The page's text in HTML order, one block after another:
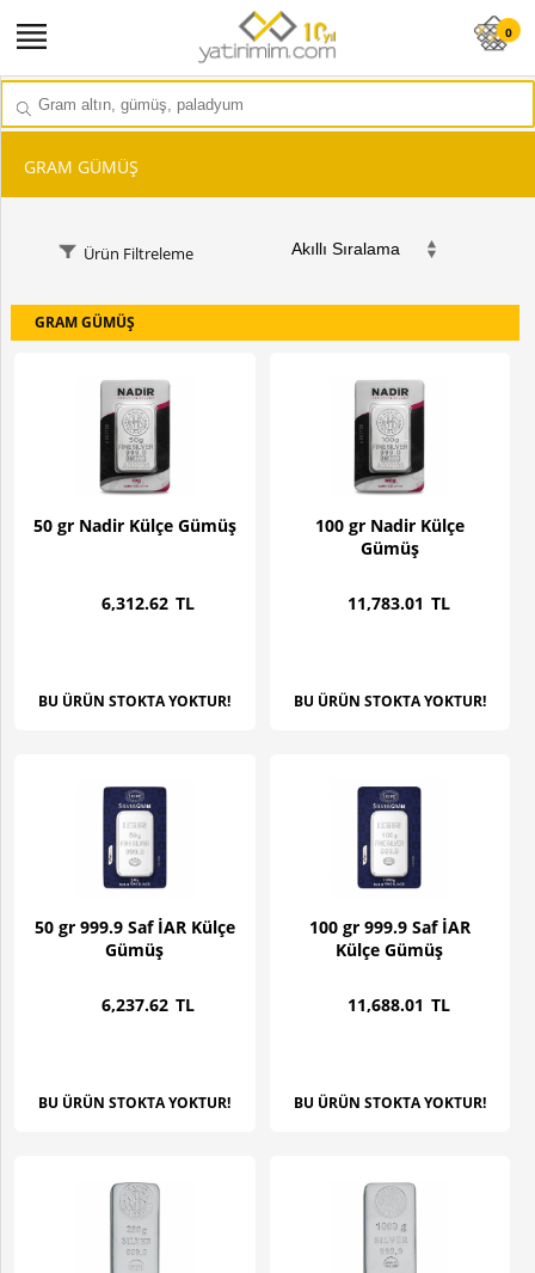
0
GRAM GÜMÜŞ
GRAM GÜMÜŞ
50 gr Nadir Külçe Gümüş
TL
.62
6,312
BU ÜRÜN STOKTA YOKTUR!
100 gr Nadir Külçe
Gümüş
TL
.01
11,783
BU ÜRÜN STOKTA YOKTUR!
50 gr 999.9 Saf İAR Külçe
Gümüş
TL
.62
6,237
BU ÜRÜN STOKTA YOKTUR!
100 gr 999.9 Saf İAR
Külçe Gümüş
TL
.01
11,688
BU ÜRÜN STOKTA YOKTUR!